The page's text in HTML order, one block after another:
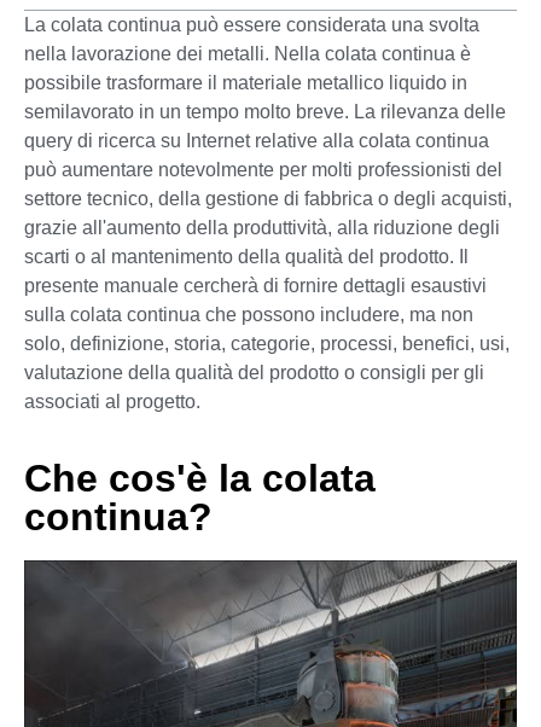
La colata continua può essere considerata una svolta
nella lavorazione dei metalli. Nella colata continua è
possibile trasformare il materiale metallico liquido in
semilavorato in un tempo molto breve. La rilevanza delle
query di ricerca su Internet relative alla colata continua
può aumentare notevolmente per molti professionisti del
settore tecnico, della gestione di fabbrica o degli acquisti,
grazie all'aumento della produttività, alla riduzione degli
scarti o al mantenimento della qualità del prodotto. Il
presente manuale cercherà di fornire dettagli esaustivi
sulla colata continua che possono includere, ma non
solo, definizione, storia, categorie, processi, benefici, usi,
valutazione della qualità del prodotto o consigli per gli
associati al progetto.
Che cos'è la colata
continua?